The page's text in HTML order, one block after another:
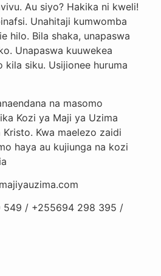
Au siyo? Hakika ni kweli!
Unahitaji kumwomba
hilo. Bila shaka, unapaswa
Unapaswa kuuwekea
kila siku. Usijionee huruma
na masomo
Kozi ya Maji ya Uzima
Kwa maelezo zaidi
haya au kujiunga na kozi
549 / +255694 298 395 /